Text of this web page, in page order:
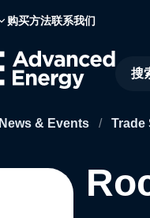
购买方法联系我们
Site
News & Events / Trade